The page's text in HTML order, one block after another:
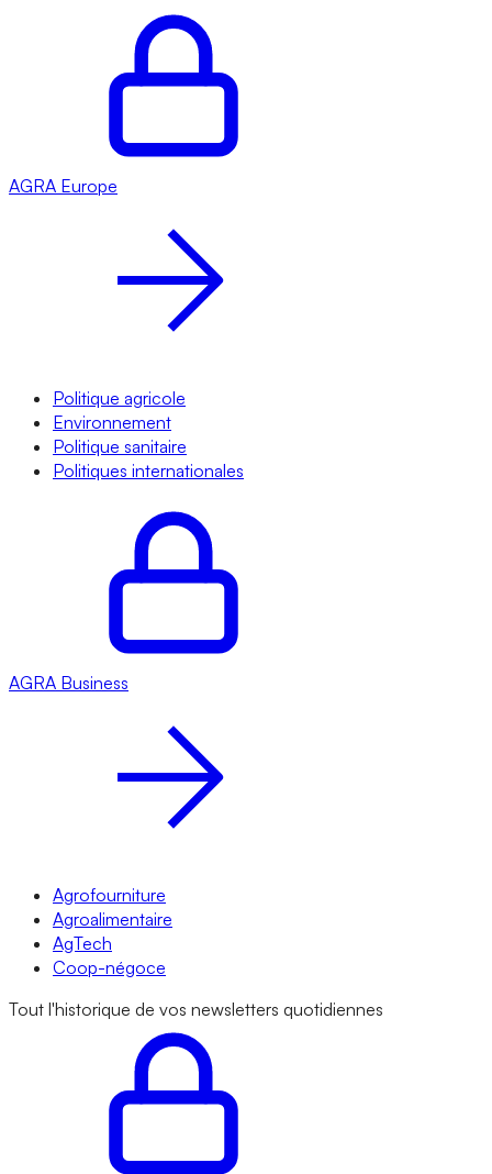
AGRA Europe
Politique agricole
Environnement
Politique sanitaire
Politiques internationales
AGRA Business
Agrofourniture
Agroalimentaire
AgTech
Coop-négoce
Tout l'historique de vos newsletters quotidiennes